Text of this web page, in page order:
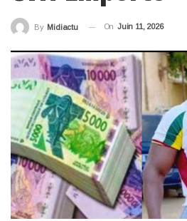
By Midiactu On Juin 11, 2026